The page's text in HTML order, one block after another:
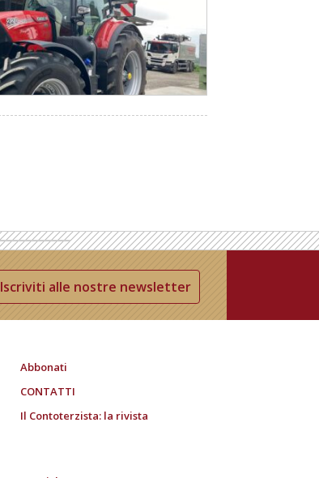
Iscriviti alle nostre newsletter
Abbonati
CONTATTI
Il Contoterzista: la rivista